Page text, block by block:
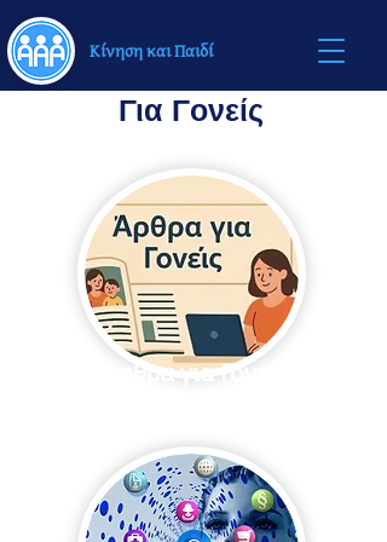
Κίνηση και Παιδί
Για Γονείς
Άρθρα για Γονείς